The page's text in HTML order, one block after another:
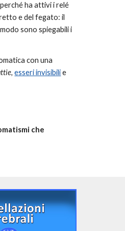
ha attivi i relé
e del fegato: il
sono spiegabili i
con una
esseri invisibilie
che